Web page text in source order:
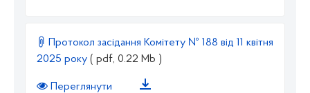
Протокол засідання Комітету № 188 від 11 квітня
2025 року ( pdf, 0.22 Mb )
Переглянути